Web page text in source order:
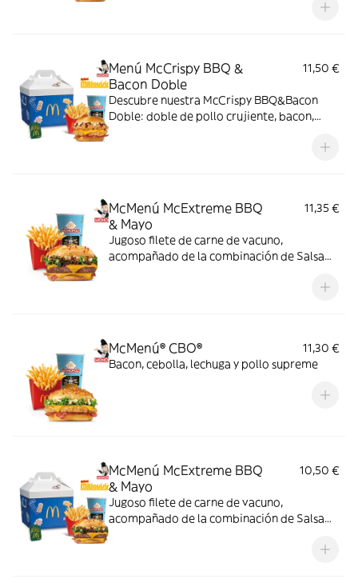
doble de cheddar, lechuga fresca y tiras de
Menú McCrispy BBQ &
Bacon Doble
11,50 €
Descubre nuestra McCrispy BBQ&Bacon
Doble: doble de pollo crujiente, bacon,
McMenú McExtreme BBQ
& Mayo
11,35 €
Jugoso filete de carne de vacuno,
acompañado de la combinación de Salsa
doble de cheddar, lechuga fresca y tiras de
McMenú® CBO®
11,30 €
Bacon, cebolla, lechuga y pollo supreme
McMenú McExtreme BBQ
& Mayo
10,50 €
Jugoso filete de carne de vacuno,
acompañado de la combinación de Salsa
doble de cheddar, lechuga fresca y tiras de